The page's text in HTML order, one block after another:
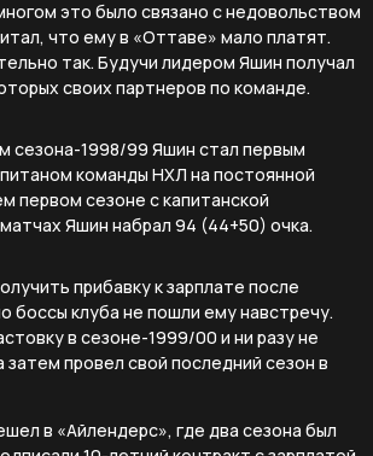
это было связано с недовольством
что ему в «Оттаве» мало платят.
так. Будучи лидером Яшин получал
своих партнеров по команде.
сезона-1998/99 Яшин стал первым
команды НХЛ на постоянной
первом сезоне с капитанской
Яшин набрал 94 (44+50) очка.
прибавку к зарплате после
боссы клуба не пошли ему навстречу.
в сезоне-1999/00 и ни разу не
затем провел свой последний сезон в
в «Айлендерс», где два сезона был